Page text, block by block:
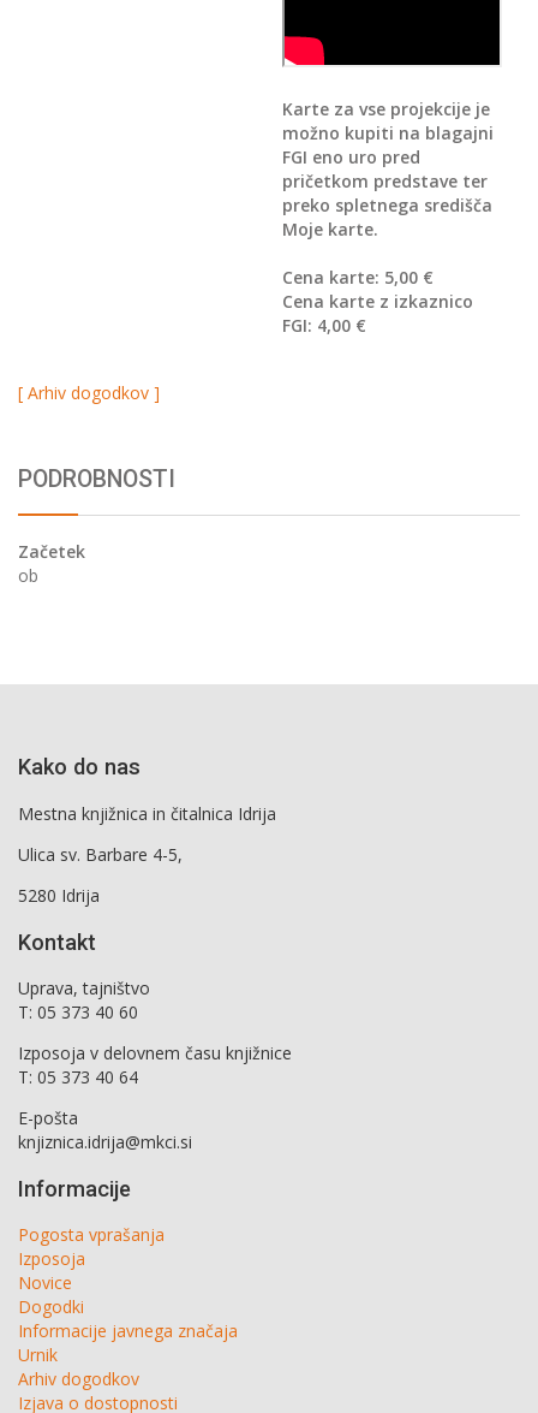
Karte za vse projekcije je
možno kupiti na blagajni
FGI eno uro pred
pričetkom predstave ter
preko spletnega središča
Moje karte.
Cena karte: 5,00 €
Cena karte z izkaznico
FGI: 4,00 €
[ Arhiv dogodkov ]
PODROBNOSTI
Začetek
ob
Kako do nas
Mestna knjižnica in čitalnica Idrija
Ulica sv. Barbare 4-5,
5280 Idrija
Kontakt
Uprava, tajništvo
T: 05 373 40 60
Izposoja v delovnem času knjižnice
T: 05 373 40 64
E-pošta
knjiznica.idrija@mkci.si
Informacije
Pogosta vprašanja
Izposoja
Novice
Dogodki
Informacije javnega značaja
Urnik
Arhiv dogodkov
Izjava o dostopnosti